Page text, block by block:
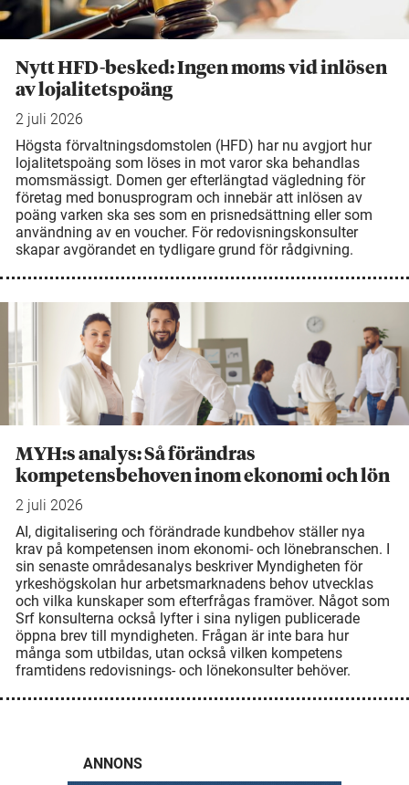
Nytt HFD-besked: Ingen moms vid inlösen
av lojalitetspoäng
2 juli 2026
Högsta förvaltningsdomstolen (HFD) har nu avgjort hur
lojalitetspoäng som löses in mot varor ska behandlas
momsmässigt. Domen ger efterlängtad vägledning för
företag med bonusprogram och innebär att inlösen av
poäng varken ska ses som en prisnedsättning eller som
användning av en voucher. För redovisningskonsulter
skapar avgörandet en tydligare grund för rådgivning.
MYH:s analys: Så förändras
kompetensbehoven inom ekonomi och lön
2 juli 2026
AI, digitalisering och förändrade kundbehov ställer nya
krav på kompetensen inom ekonomi- och lönebranschen. I
sin senaste områdesanalys beskriver Myndigheten för
yrkeshögskolan hur arbetsmarknadens behov utvecklas
och vilka kunskaper som efterfrågas framöver. Något som
Srf konsulterna också lyfter i sina nyligen publicerade
öppna brev till myndigheten. Frågan är inte bara hur
många som utbildas, utan också vilken kompetens
framtidens redovisnings- och lönekonsulter behöver.
ANNONS